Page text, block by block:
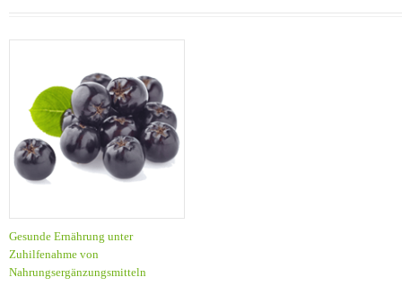
Gesunde Ernährung unter
Zuhilfenahme von
Nahrungsergänzungsmitteln